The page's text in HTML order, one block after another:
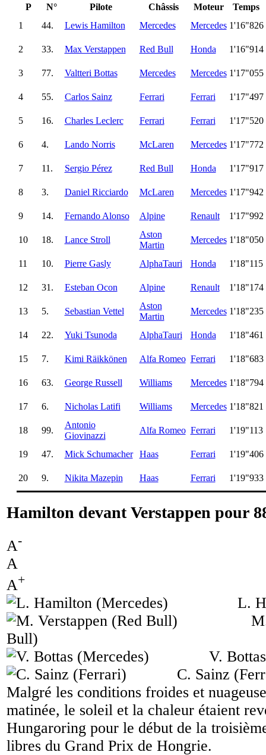
P N° Pilote Châssis Moteur
Temps
1
44. Lewis Hamilton Mercedes Mercedes 1'16"826
2 33. Max Verstappen Red Bull Honda 1'16"914
3
77. Valtteri Bottas Mercedes Mercedes 1'17"055
4
55. Carlos Sainz Ferrari Ferrari 1'17"497
5
16. Charles Leclerc Ferrari Ferrari 1'17"520
6
4. Lando Norris McLaren Mercedes 1'17"772
7
11. Sergio Pérez Red Bull Honda 1'17"917
8
3. Daniel Ricciardo McLaren Mercedes 1'17"942
9
14. Fernando Alonso Alpine Renault 1'17"992
10
18. Lance Stroll
Aston
Martin
Mercedes 1'18"050
11
10. Pierre Gasly AlphaTauri Honda 1'18"115
12
31. Esteban Ocon Alpine Renault 1'18"174
13
5. Sebastian Vettel
Aston
Martin
Mercedes 1'18"235
14
22. Yuki Tsunoda AlphaTauri Honda 1'18"461
15
7. Kimi Räikkönen Alfa Romeo Ferrari 1'18"683
16
63. George Russell Williams Mercedes 1'18"794
17
6. Nicholas Latifi Williams Mercedes 1'18"821
18
99.
Antonio
Giovinazzi
Alfa Romeo Ferrari 1'19"113
19
47. Mick Schumacher Haas Ferrari 1'19"406
20
9. Nikita Mazepin Haas Ferrari 1'19"933
Hamilton devant Verstappen pour
A-
A
A+
L.
Bull)
V.
C. Sainz
Malgré les conditions froides et
matinée, le soleil et la chaleur étaient
Hungaroring pour le début de la
libres du Grand Prix de Hongrie.